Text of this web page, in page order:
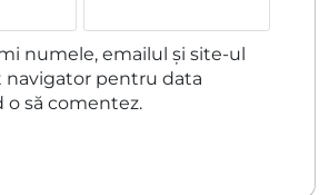
numele, emailul și site-ul
navigator pentru data
o să comentez.